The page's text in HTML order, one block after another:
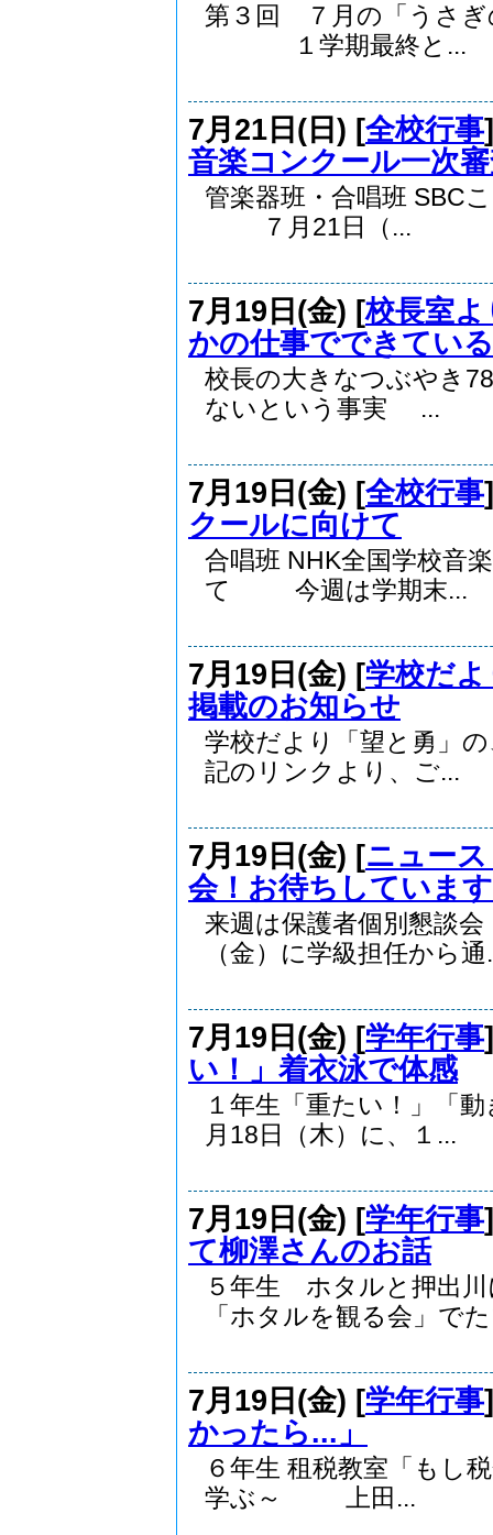
第３回 ７月の「うさ
１学期最終と...
7月21日(日) [全校行事
音楽コンクール一次
管楽器班・合唱班 SBC
７月21日（...
7月19日(金) [校長室よ
かの仕事でできてい
校長の大きなつぶやき
ないという事実 ...
7月19日(金) [全校行事
クールに向けて
合唱班 NHK全国学校音
て 今週は学期末...
7月19日(金) [学校だ
掲載のお知らせ
学校だより「望と勇」
記のリンクより、ご...
7月19日(金) [ニュー
会！お待ちしていま
来週は保護者個別懇
（金）に学級担任から通
7月19日(金) [学年行事
い！」着衣泳で体感
１年生「重たい！」
月18日（木）に、１...
7月19日(金) [学年行事
て柳澤さんのお話
５年生 ホタルと押出
「ホタルを観る会」で
7月19日(金) [学年行事
かったら...」
６年生 租税教室「もし
学ぶ～ 上田...